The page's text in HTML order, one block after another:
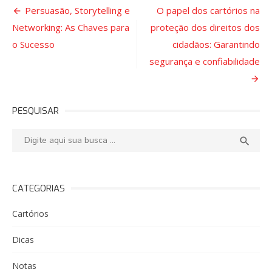
Navegação
de
Post
Persuasão, Storytelling e
Networking: As Chaves para
o Sucesso
O papel dos cartórios na
proteção dos direitos dos
cidadãos: Garantindo
segurança e confiabilidade
PESQUISAR
Pesquisar: 
CATEGORIAS
Cartórios
Dicas
Notas